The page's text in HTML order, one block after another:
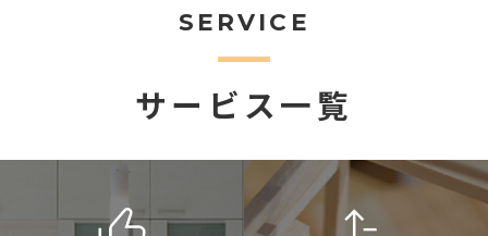
SERVICE
サービス一覧